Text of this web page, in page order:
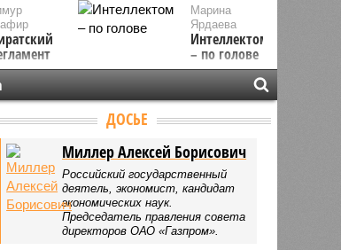
Марина
Ярдаева
Интеллектом
– по голове
ДОСЬЕ
Миллер Алексей Борисович
Российский государственный
деятель, экономист, кандидат
экономических наук.
Председатель правления совета
директоров ОАО «Газпром».